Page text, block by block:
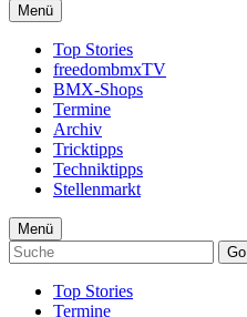
Menü
Top Stories
freedombmxTV
BMX-Shops
Termine
Archiv
Tricktipps
Techniktipps
Stellenmarkt
Menü
Go
Top Stories
Termine